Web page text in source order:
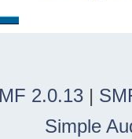
2.0.13 |
Simple